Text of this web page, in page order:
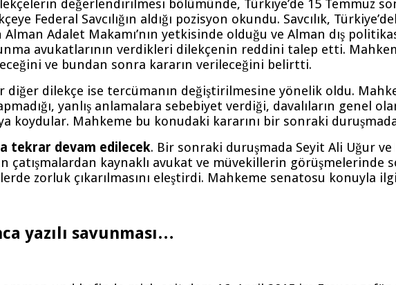
değerlendirilmesi bölümünde, Türkiye’de 15 Temmuz
Federal Savcılığın aldığı pozisyon okundu. Savcılık,
Adalet Makamı’nın yetkisinde olduğu ve Alman dış
avukatlarının verdikleri dilekçenin reddini talep etti.
ve bundan sonra kararın verileceğini belirtti.
diğer dilekçe ise tercümanın değiştirilmesine yönelik oldu.
yanlış anlamalara sebebiyet verdiği, davalıların genel
koydular. Mahkeme bu konudaki kararını bir sonraki
tekrar devam edilecek. Bir sonraki duruşmada Seyit Ali Uğur
çatışmalardan kaynaklı avukat ve müvekillerin görüşmelerinde
zorluk çıkarılmasını eleştirdi. Mahkeme senatosu konuyla
yazılı savunması…